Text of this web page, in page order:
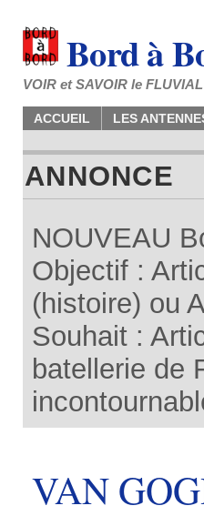
Bord à
VOIR et SAVOIR le FLUVIAL
ACCUEIL LES
ANNONCE
NOUVEAU
Objectif :
(histoire) ou
Souhait :
batellerie de
VAN